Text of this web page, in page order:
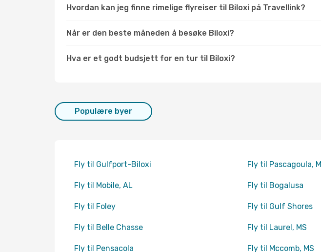
Hvordan kan jeg finne rimelige flyreiser til Biloxi på Travellink?
Når er den beste måneden å besøke Biloxi?
Hva er et godt budsjett for en tur til Biloxi?
Populære byer
Fly til Gulfport-Biloxi Fly til Pascagoula,
Fly til Mobile, AL Fly til Bogalusa
Fly til Foley Fly til Gulf Shores
Fly til Belle Chasse Fly til Laurel, MS
Fly til Pensacola Fly til Mccomb, MS